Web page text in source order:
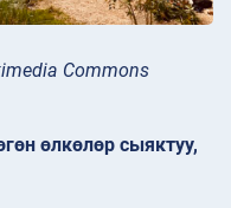
Commons
өлкөлөр сыяктуу,